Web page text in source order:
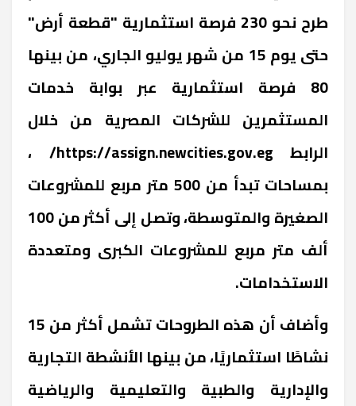
طرح نحو 230 فرصة استثمارية "قطعة أرض"
حتى يوم 15 من شهر يوليو الجاري، من بينها
80 فرصة استثمارية عبر بوابة خدمات
المستثمرين للشركات المصرية من خلال
الرابط https://assign.newcities.gov.eg/
،
بمساحات تبدأ من 500 متر مربع للمشروعات
الصغيرة والمتوسطة، وتصل إلى أكثر من 100
ألف متر مربع للمشروعات الكبرى ومتعددة
الاستخدامات.
وأضاف أن هذه الطروحات تشمل أكثر من 15
نشاطًا استثماريًا، من بينها الأنشطة التجارية
والإدارية والطبية والتعليمية والرياضية